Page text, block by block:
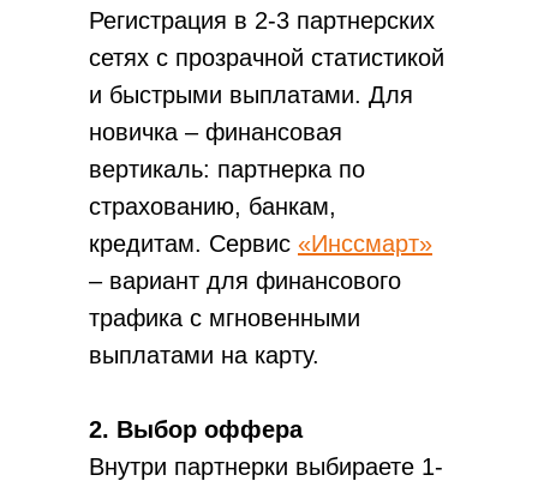
Регистрация в 2-3 партнерских
сетях с прозрачной статистикой
и быстрыми выплатами. Для
новичка – финансовая
вертикаль: партнерка по
страхованию, банкам,
кредитам. Сервис «Инссмарт»
– вариант для финансового
трафика с мгновенными
выплатами на карту.
2. Выбор оффера
Внутри партнерки выбираете 1-